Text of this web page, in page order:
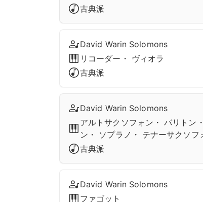
古典派
David Warin Solomons
リコーダー・ ヴィオラ
古典派
David Warin Solomons
アルトサクソフォン・ バリトン
ン・ ソプラノ・ テナーサクソフ
古典派
David Warin Solomons
ファゴット